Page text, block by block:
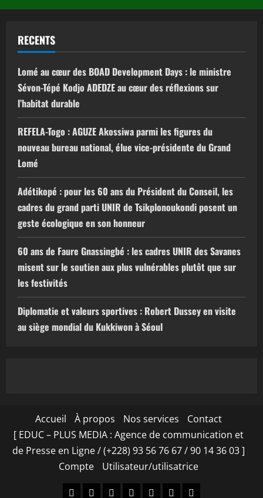
RECENTS
Lomé au cœur des BOAD Development Days : le ministre
Sévon-Tépé Kodjo ADEDZE au cœur des réflexions sur
l’habitat durable
REFELA-Togo : AGUZE Akossiwa parmi les figures du
nouveau bureau national, élue vice-présidente du Grand
Lomé
Adétikopé : pour les 60 ans du Président du Conseil, les
cadres du grand parti UNIR de Tsikplonoukondi posent un
geste écologique en son honneur
60 ans de Faure Gnassingbé : les cadres UNIR des Savanes
misent sur le soutien aux plus vulnérables plutôt que sur
les festivités
Diplomatie et valeurs sportives : Robert Dussey en visite
au siège mondial du Kukkiwon à Séoul
Accueil À propos Nos services
Contact
[ EDUC – PLUS MEDIA : Agence de communication et
de Presse en Ligne / (+228) 93 56 76 67 / 90 14 36 03 ]
Compte
Utilisateur/utilisatrice
Accueil
À
Nos
Contact
[
CompteUtilisateur/